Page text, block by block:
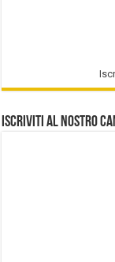
Iscriviti al nostro